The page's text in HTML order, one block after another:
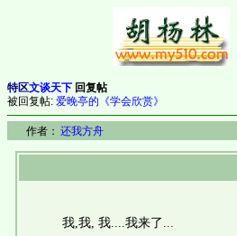
特区文谈天下 回复帖
被回复帖: 爱晚亭的《学会欣赏》
作者： 还我方舟
我,我, 我....我来了...